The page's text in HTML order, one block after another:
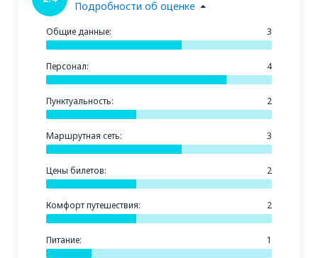
Подробности об оценке
Общие данные: 3
Персонал: 4
Пунктуальность: 2
Маршрутная сеть: 3
Цены билетов: 2
Комфорт путешествия: 2
Питание: 1